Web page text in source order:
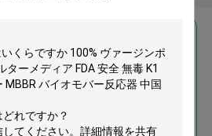
ヴァージンポリエチレン
K1 マイクロフィルター